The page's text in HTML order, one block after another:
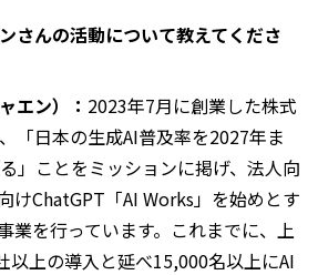
んの活動について教えてくださ
エン）： 2023年7月に創業した株式
「日本の生成AI普及率を2027年ま
」ことをミッションに掲げ、法人向
けChatGPT「AI Works」を始めとす
業を行っています。これまでに、上
以上の導入と延べ15,000名以上にAI